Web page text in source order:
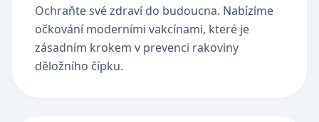
Ochraňte své zdraví do budoucna. Nabízíme
očkování moderními vakcínami, které je
zásadním krokem v prevenci rakoviny
děložního čípku.